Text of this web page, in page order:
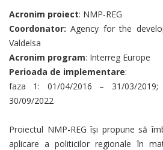
Acronim proiect: NMP-REG
Coordonator: Agency for the
Valdelsa
Acronim program: Interreg Europe
Perioada de implementare:
faza 1: 01/04/2016 – 31/03/
30/09/2022
Proiectul NMP-REG îşi propune să
aplicare a politicilor regionale în